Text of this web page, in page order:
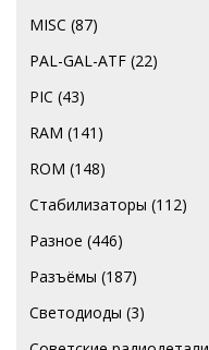
MISC (87)
PAL-GAL-ATF (22)
PIC (43)
RAM (141)
ROM (148)
Стабилизаторы (112)
Разное (446)
Разъёмы (187)
Светодиоды (3)